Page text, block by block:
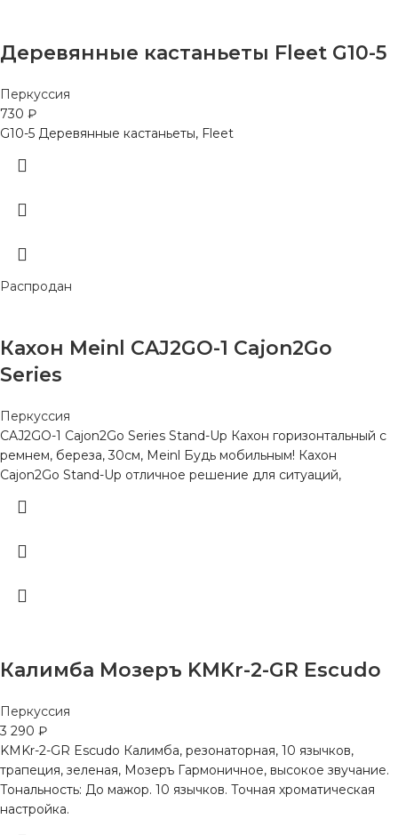
Деревянные кастаньеты Fleet G10-5
Перкуссия
730 ₽
G10-5 Деревянные кастаньеты, Fleet
Распродан
Кахон Meinl CAJ2GO-1 Cajon2Go
Series
Перкуссия
CAJ2GO-1 Cajon2Go Series Stand-Up Кахон горизонтальный с
ремнем, береза, 30см, Meinl Будь мобильным! Кахон
Cajon2Go Stand-Up отличное решение для ситуаций,
Калимба Мозеръ KMKr-2-GR Escudo
Перкуссия
3 290 ₽
KMKr-2-GR Escudo Калимба, резонаторная, 10 язычков,
трапеция, зеленая, Мозеръ Гармоничное, высокое звучание.
Тональность: До мажор. 10 язычков. Точная хроматическая
настройка.